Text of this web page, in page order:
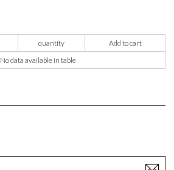
quantity
Add to cart
No data available in table